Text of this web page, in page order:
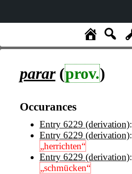
parar(prov.)
Occurances
Entry 6229 (derivation):
Entry 6229 (derivation):
„herrichten“
Entry 6229 (derivation):
„schmücken“